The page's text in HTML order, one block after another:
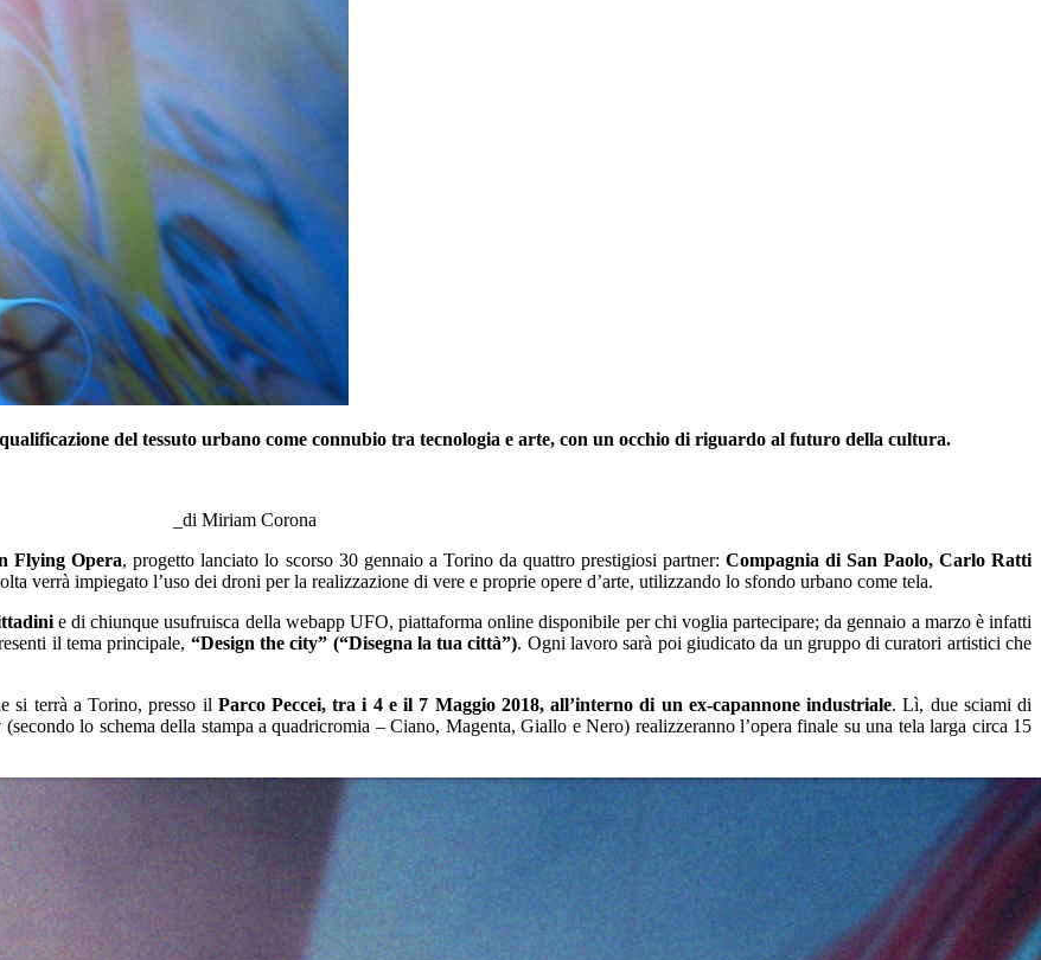
del tessuto urbano come connubio tra tecnologia e arte, con un occhio di riguardo al futuro della cultura.
_di Miriam Corona
Flying Opera, progetto lanciato lo scorso 30 gennaio a Torino da quattro prestigiosi partner: Compagnia di San Paolo, Carlo Ratti
verrà impiegato l’uso dei droni per la realizzazione di vere e proprie opere d’arte, utilizzando lo sfondo urbano come tela.
e di chiunque usufruisca della webapp UFO, piattaforma online disponibile per chi voglia partecipare; da gennaio a marzo è infatti
il tema principale, “Design the city” (“Disegna la tua città”). Ogni lavoro sarà poi giudicato da un gruppo di curatori artistici che
si terrà a Torino, presso il Parco Peccei, tra i 4 e il 7 Maggio 2018, all’interno di un ex-capannone industriale. Lì, due sciami di
(secondo lo schema della stampa a quadricromia – Ciano, Magenta, Giallo e Nero) realizzeranno l’opera finale su una tela larga circa 15